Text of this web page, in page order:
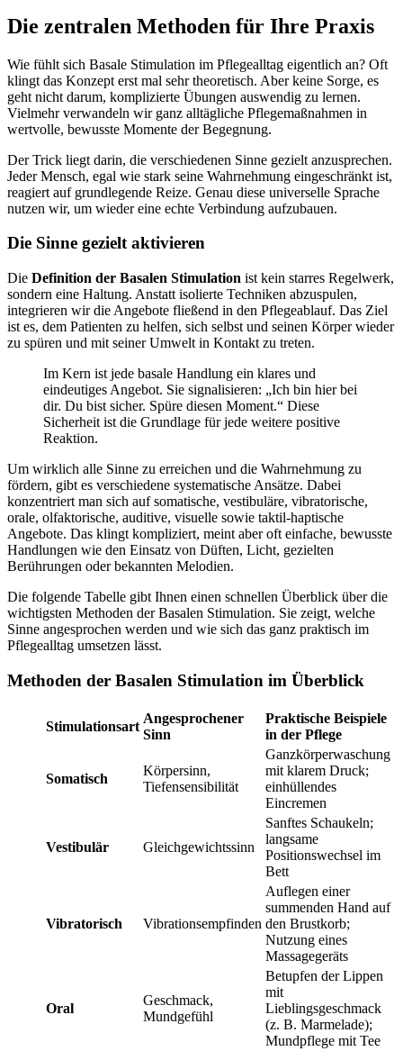
Die zentralen Methoden für Ihre Praxis
Wie fühlt sich Basale Stimulation im Pflegealltag eigentlich an? Oft
klingt das Konzept erst mal sehr theoretisch. Aber keine Sorge, es
geht nicht darum, komplizierte Übungen auswendig zu lernen.
Vielmehr verwandeln wir ganz alltägliche Pflegemaßnahmen in
wertvolle, bewusste Momente der Begegnung.
Der Trick liegt darin, die verschiedenen Sinne gezielt anzusprechen.
Jeder Mensch, egal wie stark seine Wahrnehmung eingeschränkt ist,
reagiert auf grundlegende Reize. Genau diese universelle Sprache
nutzen wir, um wieder eine echte Verbindung aufzubauen.
Die Sinne gezielt aktivieren
Die Definition der Basalen Stimulation ist kein starres Regelwerk,
sondern eine Haltung. Anstatt isolierte Techniken abzuspulen,
integrieren wir die Angebote fließend in den Pflegeablauf. Das Ziel
ist es, dem Patienten zu helfen, sich selbst und seinen Körper wieder
zu spüren und mit seiner Umwelt in Kontakt zu treten.
Im Kern ist jede basale Handlung ein klares und
eindeutiges Angebot. Sie signalisieren: „Ich bin hier bei
dir. Du bist sicher. Spüre diesen Moment.“ Diese
Sicherheit ist die Grundlage für jede weitere positive
Reaktion.
Um wirklich alle Sinne zu erreichen und die Wahrnehmung zu
fördern, gibt es verschiedene systematische Ansätze. Dabei
konzentriert man sich auf somatische, vestibuläre, vibratorische,
orale, olfaktorische, auditive, visuelle sowie taktil-haptische
Angebote. Das klingt kompliziert, meint aber oft einfache, bewusste
Handlungen wie den Einsatz von Düften, Licht, gezielten
Berührungen oder bekannten Melodien.
Die folgende Tabelle gibt Ihnen einen schnellen Überblick über die
wichtigsten Methoden der Basalen Stimulation. Sie zeigt, welche
Sinne angesprochen werden und wie sich das ganz praktisch im
Pflegealltag umsetzen lässt.
Methoden der Basalen Stimulation im Überblick
Stimulationsart
Angesprochener
Sinn
Praktische Beispiele
in der Pflege
Somatisch
Körpersinn,
Tiefensensibilität
Ganzkörperwaschung
mit klarem Druck;
einhüllendes
Eincremen
Vestibulär Gleichgewichtssinn
Sanftes Schaukeln;
langsame
Positionswechsel im
Bett
Vibratorisch Vibrationsempfinden
Auflegen einer
summenden Hand auf
den Brustkorb;
Nutzung eines
Massagegeräts
Oral
Geschmack,
Mundgefühl
Betupfen der Lippen
mit
Lieblingsgeschmack
(z. B. Marmelade);
Mundpflege mit Tee